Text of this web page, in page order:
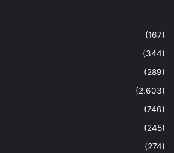
(167)
(344)
(289)
(2.603)
(746)
(245)
(274)